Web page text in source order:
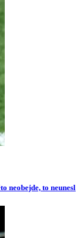
neobejde, to neunesl